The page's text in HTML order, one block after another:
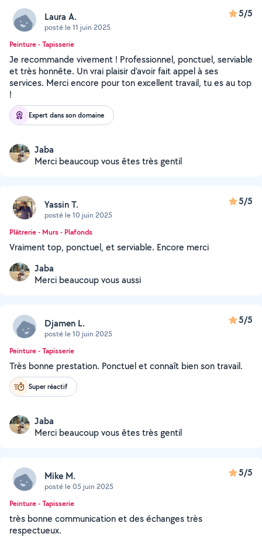
Laura A.
posté le 11 juin 2025
5/5
Peinture - Tapisserie
Je recommande vivement ! Professionnel, ponctuel, serviable
et très honnête. Un vrai plaisir d’avoir fait appel à ses
services. Merci encore pour ton excellent travail, tu es au top
!
Expert dans son domaine
Jaba
Merci beaucoup vous êtes très gentil
Yassin T.
posté le 10 juin 2025
5/5
Plâtrerie - Murs - Plafonds
Vraiment top, ponctuel, et serviable. Encore merci
Jaba
Merci beaucoup vous aussi
Djamen L.
posté le 10 juin 2025
5/5
Peinture - Tapisserie
Très bonne prestation. Ponctuel et connaît bien son travail.
Super réactif
Jaba
Merci beaucoup vous êtes très gentil
Mike M.
posté le 05 juin 2025
5/5
Peinture - Tapisserie
très bonne communication et des échanges très
respectueux.